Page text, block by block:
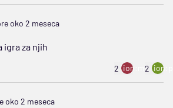
oko 2 meseca
igra za njih
2 ion:minus
2
oko 2 meseca